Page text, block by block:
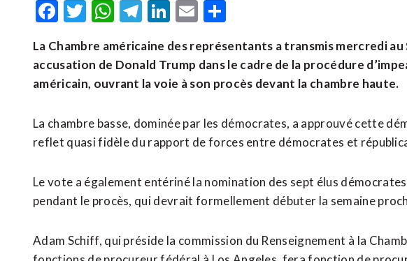
Facebook
Twitter
WhatsApp
Telegram
LinkedIn
Email
La Chambre américaine des représentants a transmis mercredi
accusation de Donald Trump dans le cadre de la procédure
américain, ouvrant la voie à son procès devant la chambre haute.
La chambre basse, dominée par les démocrates, a approuvé cette
reflet quasi fidèle du rapport de forces entre démocrates et
Le vote a également entériné la nomination des sept élus
pendant le procès, qui devrait formellement débuter la semaine
Adam Schiff, qui préside la commission du Renseignement à la